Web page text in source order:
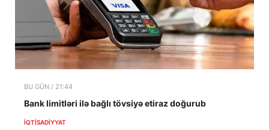
BU GÜN / 21:44
Bank limitləri ilə bağlı tövsiyə etiraz doğurub
İQTISADIYYAT